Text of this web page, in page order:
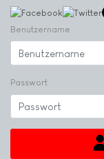
Benutzername
Passwort